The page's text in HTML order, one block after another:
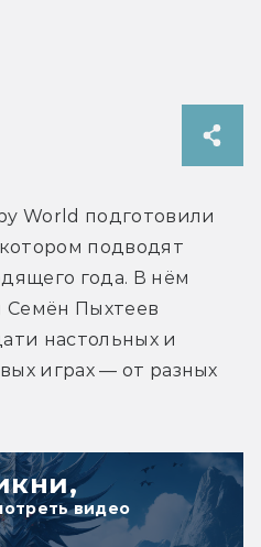
World подготовили
подводят
года. В нём
Пыхтеев
настольных и
играх — от разных
видео